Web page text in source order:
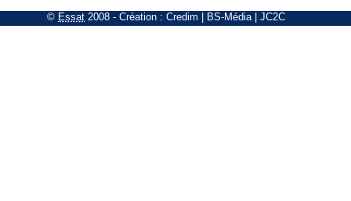
© Essat 2008 - Création : Credim BS-Média| JC2C